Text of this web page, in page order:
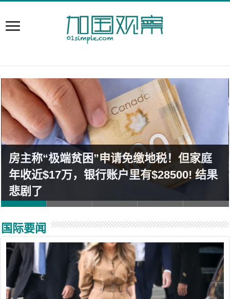
房主称“极端贫困”申请免缴地税！但家庭
年收近$17万，银行账户里有$28500! 结果
悲剧了
国际要闻